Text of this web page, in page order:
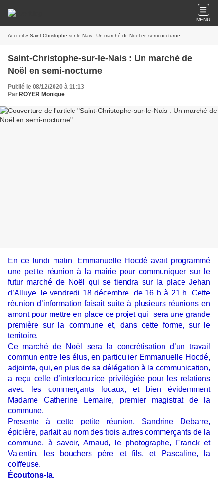
MENU
Accueil » Saint-Christophe-sur-le-Nais : Un marché de Noël en semi-nocturne
Saint-Christophe-sur-le-Nais : Un marché de
Noël en semi-nocturne
Publié le 08/12/2020 à 11:13
Par ROYER Monique
En ce lundi matin, Emmanuelle Hocdé avait programmé
une petite réunion à la mairie pour communiquer sur le
futur marché de Noël qui se tiendra sur la place Jehan
d’Alluye, le vendredi 18 décembre, de 16 h à 21 h. Cette
réunion d’information faisait suite à plusieurs réunions en
amont pour mettre en place ce projet qui sera une grande
première sur la commune et, dans cette forme, sur le
territoire.
Ce marché de Noël sera la concrétisation d’un travail
commun entre les élus, en particulier Emmanuelle Hocdé,
adjointe, qui, en plus de sa délégation à la communication,
a reçu celle d’interlocutrice privilégiée pour les relations
avec les commerçants locaux, et bien évidemment
Madame Catherine Lemaire, premier magistrat de la
commune.
Présente à cette petite réunion, Sandrine Debarre,
épicière, parlait au nom des trois autres commerçants de la
commune, à savoir, Arnaud, le photographe, Franck et
Valentin, les bouchers père et fils, et Pascaline, la
coiffeuse.
Écoutons-la.